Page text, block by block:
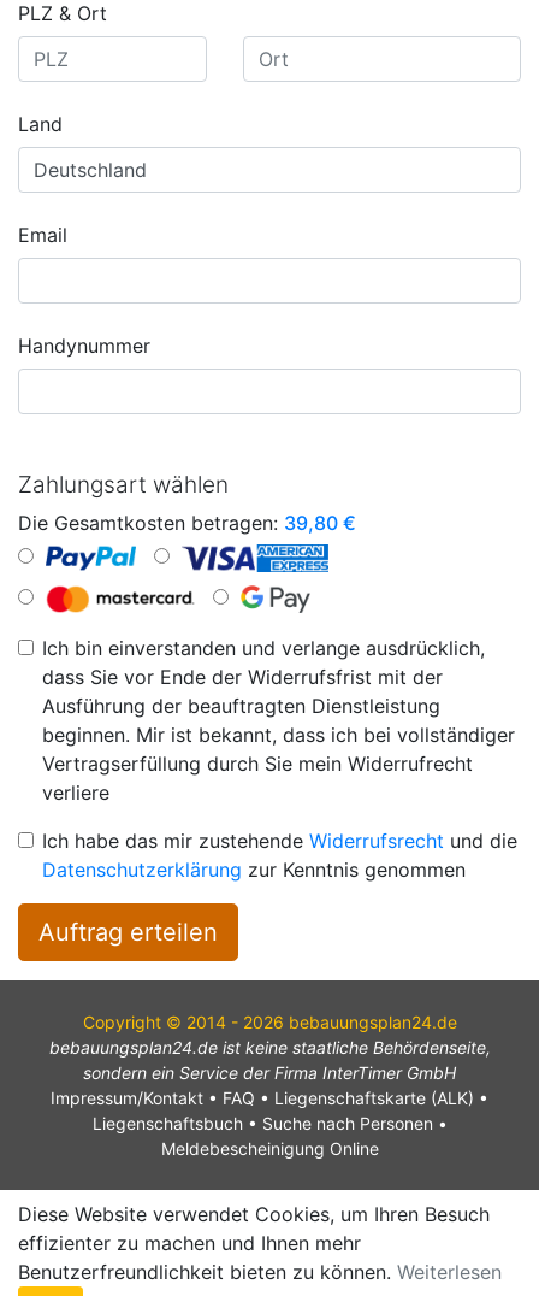
PLZ & Ort
Land
Email
Handynummer
Zahlungsart wählen
Die Gesamtkosten betragen: 39,80 €
Ich bin einverstanden und verlange ausdrücklich,
dass Sie vor Ende der Widerrufsfrist mit der
Ausführung der beauftragten Dienstleistung
beginnen. Mir ist bekannt, dass ich bei vollständiger
Vertragserfüllung durch Sie mein Widerrufrecht
verliere
Ich habe das mir zustehende Widerrufsrecht und die
Datenschutzerklärung zur Kenntnis genommen
Auftrag erteilen
Copyright © 2014 - 2026 bebauungsplan24.de
bebauungsplan24.de ist keine staatliche Behördenseite,
sondern ein Service der Firma InterTimer GmbH
Impressum/Kontakt • FAQ • Liegenschaftskarte (ALK) •
Liegenschaftsbuch• Suche nach Personen •
Meldebescheinigung Online
Diese Website verwendet Cookies, um Ihren Besuch
effizienter zu machen und Ihnen mehr
Benutzerfreundlichkeit bieten zu können. Weiterlesen